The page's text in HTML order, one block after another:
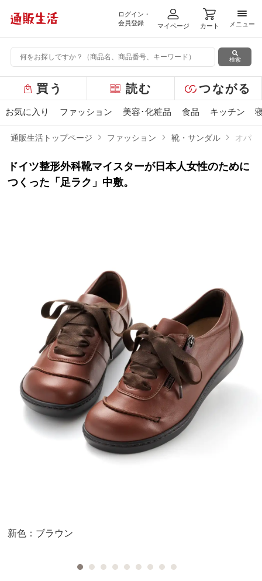
ログイン・
会員登録
マイページ カート
メニ
メニュー
検索
ー
バ
ー
買う 読む つながる
お気に入り ファッション 美容･化粧品 食品 キッチン
通販生活トップページ ファッション 靴・サンダル オパン
ドイツ整形外科靴マイスターが日本人女性のために
つくった「足ラク」中敷。
新色：ブラウン